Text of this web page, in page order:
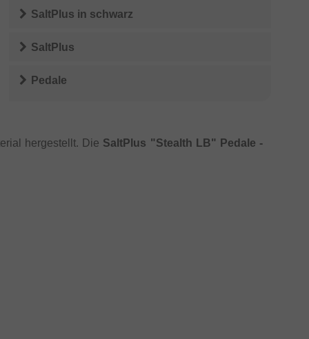
SaltPlus in schwarz
SaltPlus
Pedale
hergestellt. Die SaltPlus "Stealth LB" Pedale -